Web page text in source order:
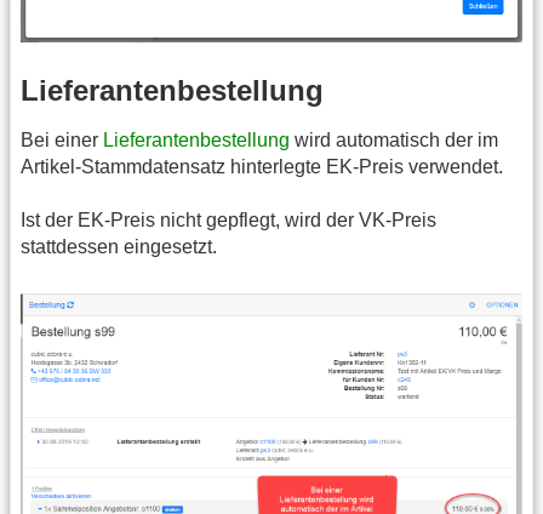
Lieferantenbestellung
Bei einer Lieferantenbestellung wird automatisch der im
Artikel-Stammdatensatz hinterlegte EK-Preis verwendet.
Ist der EK-Preis nicht gepflegt, wird der VK-Preis
stattdessen eingesetzt.